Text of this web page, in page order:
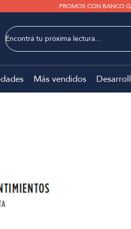
PROMOS CON BANCO
Más vendidos